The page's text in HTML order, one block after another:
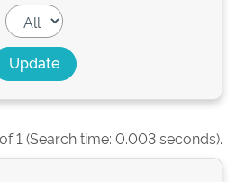
1 (Search time: 0.003 seconds).